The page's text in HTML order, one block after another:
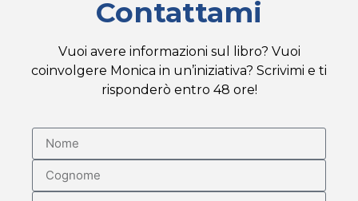
Contattami
Vuoi avere informazioni sul libro? Vuoi
coinvolgere Monica in un’iniziativa? Scrivimi e ti
risponderò entro 48 ore!